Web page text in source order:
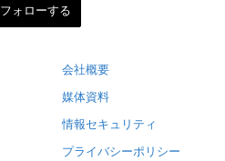
フォローする
会社概要
媒体資料
情報セキュリティ
プライバシーポリシー